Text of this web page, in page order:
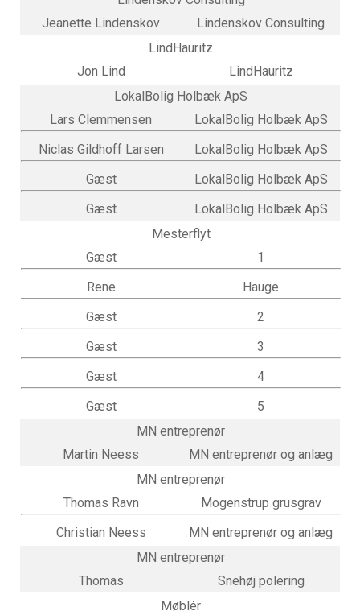
Jeanette Lindenskov
Lindenskov Consulting
LindHauritz
Jon Lind
LindHauritz
LokalBolig Holbæk ApS
Lars Clemmensen
LokalBolig Holbæk ApS
Niclas Gildhoff Larsen
LokalBolig Holbæk ApS
Gæst
LokalBolig Holbæk ApS
Gæst
LokalBolig Holbæk ApS
Mesterflyt
Gæst
1
Rene
Hauge
Gæst
2
Gæst
3
Gæst
4
Gæst
5
MN entreprenør
Martin Neess
MN entreprenør og anlæg
MN entreprenør
Thomas Ravn
Mogenstrup grusgrav
Christian Neess
MN entreprenør og anlæg
MN entreprenør
Thomas
Snehøj polering
Møblér